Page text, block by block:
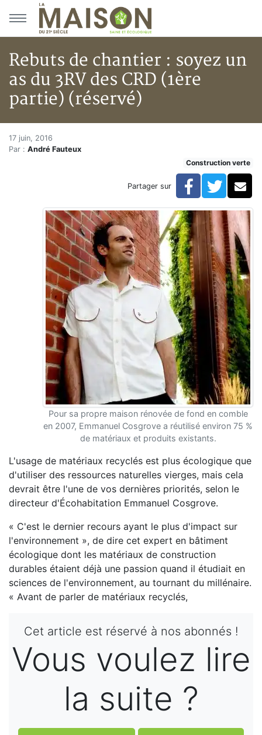
Aller au menu principal
Aller au contenu principal
Rebuts de chantier : soyez un
as du 3RV des CRD (1ère
partie) (réservé)
Accueil
Articles
Rebuts de chantier : soyez un as du 3RV des CRD
Rebuts de chantier : soyez un
17 juin, 2016
Par : André Fauteux
Construction verte
Partager sur Facebook
Pour sa propre maison rénovée de fond en comble
en 2007, Emmanuel Cosgrove a réutilisé environ 75 %
de matériaux et produits existants.
L'usage de matériaux recyclés est plus écologique que
d'utiliser des ressources naturelles vierges, mais cela
devrait être l'une de vos dernières priorités, selon le
directeur d'Écohabitation Emmanuel Cosgrove.
« C'est le dernier recours ayant le plus d'impact sur
l'environnement », de dire cet expert en bâtiment
écologique dont les matériaux de construction
durables étaient déjà une passion quand il étudiait en
sciences de l'environnement, au tournant du millénaire.
« Avant de parler de matériaux recyclés,
Cet article est réservé à nos abonnés !
Vous voulez lire
la suite ?